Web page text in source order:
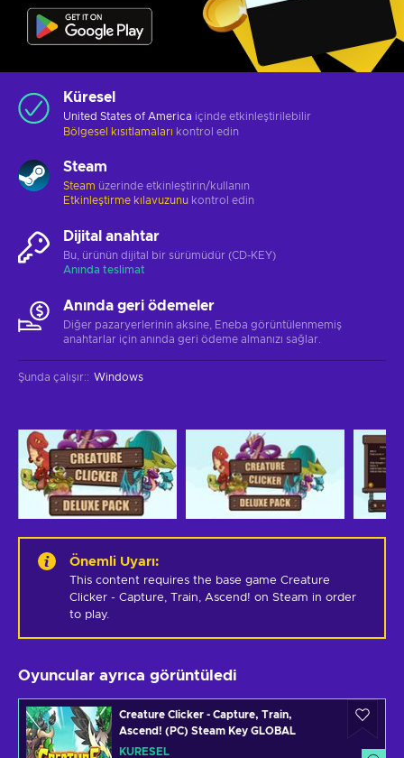
Küresel
United States of America içinde etkinleştirilebilir
Bölgesel kısıtlamaları kontrol edin
Steam
Steam üzerinde etkinleştirin/kullanın
Etkinleştirme kılavuzunu kontrol edin
Dijital anahtar
Bu, ürünün dijital bir sürümüdür (CD-KEY)
Anında teslimat
Anında geri ödemeler
Diğer pazaryerlerinin aksine, Eneba görüntülenmemiş
anahtarlar için anında geri ödeme almanızı sağlar.
Şunda çalışır:: Windows
Önemli Uyarı:
This content requires the base game Creature
Clicker - Capture, Train, Ascend! on Steam in order
to play.
Oyuncular ayrıca görüntüledi
Creature Clicker - Capture, Train,
Ascend! (PC) Steam Key GLOBAL
KÜRESEL